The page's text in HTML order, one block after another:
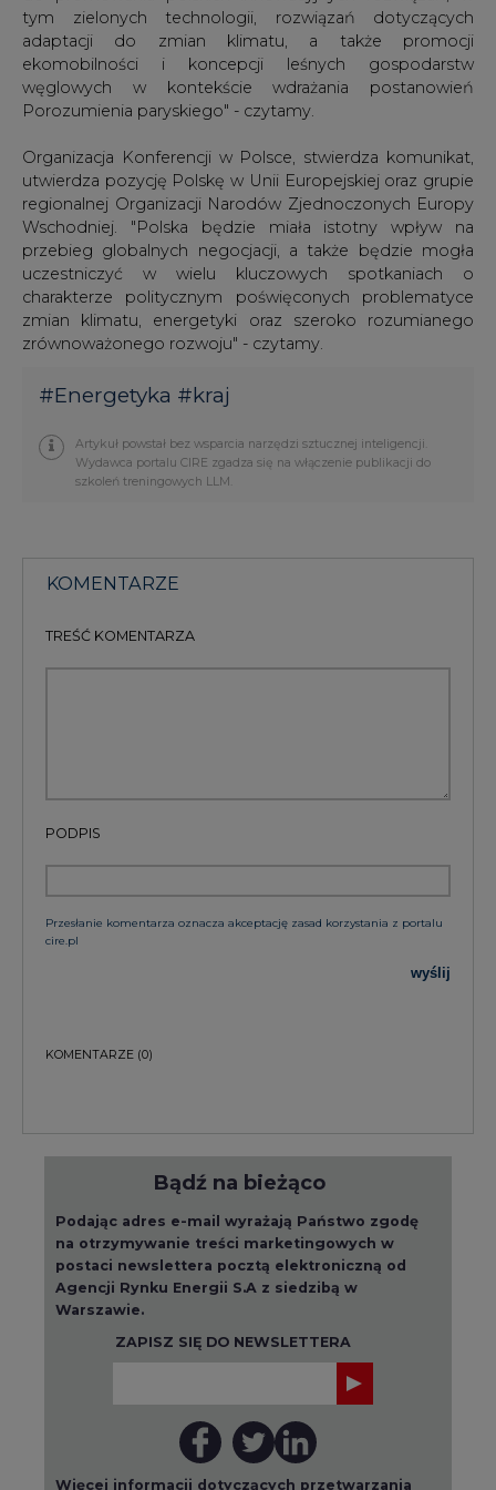
tym zielonych technologii, rozwiązań dotyczących
adaptacji do zmian klimatu, a także promocji
ekomobilności i koncepcji leśnych gospodarstw
węglowych w kontekście wdrażania postanowień
Porozumienia paryskiego" - czytamy.
Organizacja Konferencji w Polsce, stwierdza komunikat,
utwierdza pozycję Polskę w Unii Europejskiej oraz grupie
regionalnej Organizacji Narodów Zjednoczonych Europy
Wschodniej. "Polska będzie miała istotny wpływ na
przebieg globalnych negocjacji, a także będzie mogła
uczestniczyć w wielu kluczowych spotkaniach o
charakterze politycznym poświęconych problematyce
zmian klimatu, energetyki oraz szeroko rozumianego
zrównoważonego rozwoju" - czytamy.
#Energetyka #kraj
Artykuł powstał bez wsparcia narzędzi sztucznej inteligencji.
Wydawca portalu CIRE zgadza się na włączenie publikacji do
szkoleń treningowych LLM.
KOMENTARZE
TREŚĆ KOMENTARZA
PODPIS
Przesłanie komentarza oznacza akceptację zasad korzystania z portalu
cire.pl
wyślij
KOMENTARZE (0)
Bądź na bieżąco
Podając adres e-mail wyrażają Państwo zgodę
na otrzymywanie treści marketingowych w
postaci newslettera pocztą elektroniczną od
Agencji Rynku Energii S.A z siedzibą w
Warszawie.
ZAPISZ SIĘ DO NEWSLETTERA
Więcej informacji dotyczących przetwarzania